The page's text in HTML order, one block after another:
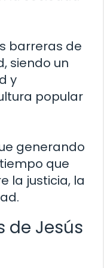
barreras de
siendo un
y
popular
generando
que
la justicia, la
de Jesús